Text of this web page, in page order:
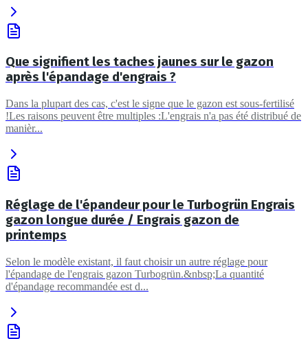
Que signifient les taches jaunes sur le gazon
après l'épandage d'engrais ?
Dans la plupart des cas, c'est le signe que le gazon est sous-fertilisé
!Les raisons peuvent être multiples :L'engrais n'a pas été distribué de
manièr...
Réglage de l'épandeur pour le Turbogrün Engrais
gazon longue durée / Engrais gazon de
printemps
Selon le modèle existant, il faut choisir un autre réglage pour
l'épandage de l'engrais gazon Turbogrün.&nbsp;La quantité
d'épandage recommandée est d...